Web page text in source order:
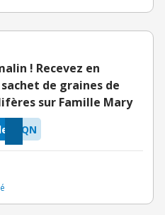
! Recevez en
de graines de
sur Famille Mary
XQN